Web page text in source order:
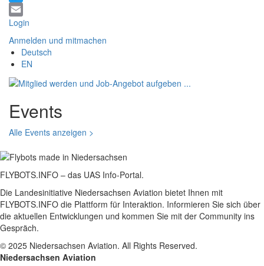
Twitter
Email
Login
Anmelden und mitmachen
Deutsch
EN
Events
Alle Events anzeigen >
FLYBOTS.INFO – das UAS Info-Portal.
Die Landesinitiative Niedersachsen Aviation bietet Ihnen mit
FLYBOTS.INFO die Plattform für Interaktion. Informieren Sie sich über
die aktuellen Entwicklungen und kommen Sie mit der Community ins
Gespräch.
© 2025 Niedersachsen Aviation. All Rights Reserved.
Niedersachsen Aviation